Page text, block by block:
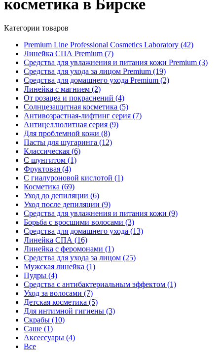
косметика в Бирске
Категории товаров
Premium Line Professional Cosmetics Laboratory (42)
Линейка СПА Premium (7)
Средства для увлажнения и питания кожи Premium (3)
Средства для ухода за лицом Premium (19)
Средства для домашнего ухода Premium (2)
Линейка с магнием (2)
От розацеа и покраснений (4)
Солнцезащитная косметика (5)
Антивозрастная-лифтинг серия (7)
Антицеллюлитная серия (9)
Для проблемной кожи (8)
Пасты для шугаринга (12)
Классическая (6)
С шунгитом (1)
Фруктовая (4)
C гиалуроновой кислотой (1)
Косметика (69)
Уход до депиляции (6)
Уход после депиляции (9)
Средства для увлажнения и питания кожи (9)
Борьба с вросшими волосами (3)
Средства для домашнего ухода (13)
Линейка СПА (16)
Линейка с феромонами (1)
Средства для ухода за лицом (25)
Мужская линейка (1)
Пудры (4)
Средства с антибактериальным эффектом (1)
Уход за волосами (7)
Детская косметика (5)
Для интимной гигиены (3)
Скрабы (10)
Саше (1)
Аксессуары (4)
Все